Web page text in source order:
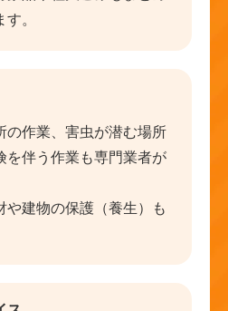
。
の作業、害虫が潜む場所
を伴う作業も専門業者が
や建物の保護（養生）も